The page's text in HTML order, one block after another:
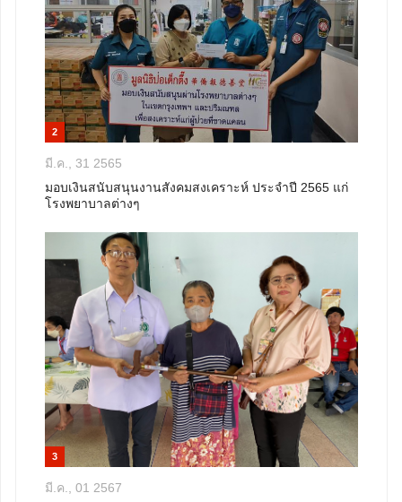
2
มี.ค., 31 2565
มอบเงินสนับสนุนงานสังคมสงเคราะห์ ประจำปี 2565 แก่
โรงพยาบาลต่างๆ
3
มี.ค., 01 2567